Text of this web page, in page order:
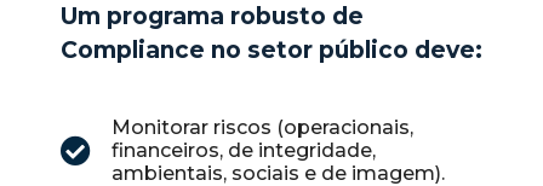
Um programa robusto de
Compliance no setor público deve:
Monitorar riscos (operacionais,
financeiros, de integridade,
ambientais, sociais e de imagem).